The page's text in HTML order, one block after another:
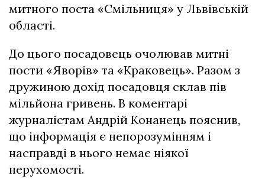
митного поста «Смільниця» у Львівській
області.
До цього посадовець очолював митні
пости «Яворів» та «Краковець». Разом з
дружиною дохід посадовця склав пів
мільйона гривень. В коментарі
журналістам Андрій Конанець пояснив,
що інформація є непорозумінням і
насправді в нього немає ніякої
нерухомості.